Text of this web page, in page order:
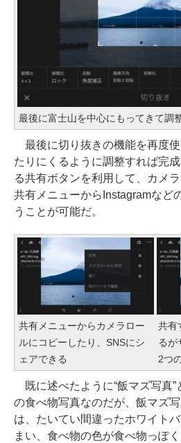
最後に富士山を中心にもってきて調
最後に切り抜きの機能を再度
たりにくるように調整すれば完
る共有ボタンを利用して、カメ
共有メニューからInstagramなど
うことが可能だ。
共有メニューからカメラロー
ルにコピーしたり、SNSにシ
ェアできる
共有
るが
2つ
既に述べたように“飯マズ写真”
の食べ物写真なのだが、飯マズ
は、たいてい間違ったホワイト
まい、食べ物の色が食べ物っぽ